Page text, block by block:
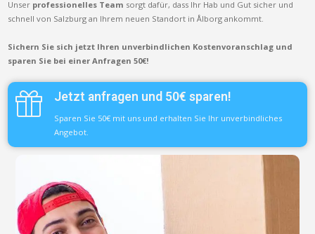
Unser professionelles Team sorgt dafür, dass Ihr Hab und Gut sicher und
schnell von Salzburg an Ihrem neuen Standort in Ålborg ankommt.
Sichern Sie sich jetzt Ihren unverbindlichen Kostenvoranschlag und
sparen Sie bei einer Anfragen 50€!
Jetzt anfragen und 50€ sparen!
Sparen Sie 50€ mit uns und erhalten Sie Ihr unverbindliches
Angebot.